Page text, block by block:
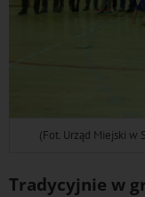
(Fot. Urząd Miejski w
Tradycyjnie w